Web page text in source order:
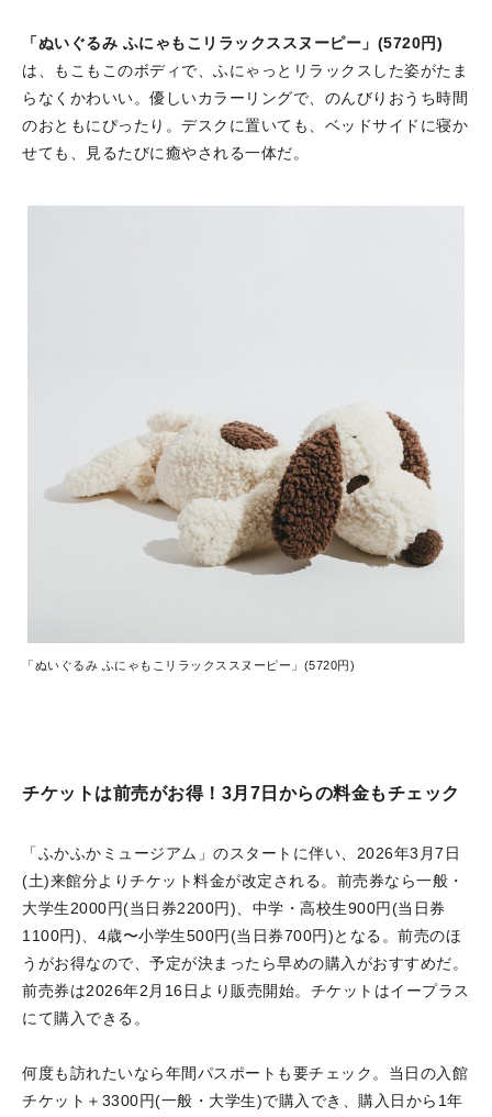
「ぬいぐるみ ふにゃもこリラックススヌーピー」(5720円)
は、もこもこのボディで、ふにゃっとリラックスした姿がたま
らなくかわいい。優しいカラーリングで、のんびりおうち時間
のおともにぴったり。デスクに置いても、ベッドサイドに寝か
せても、見るたびに癒やされる一体だ。
「ぬいぐるみ ふにゃもこリラックススヌーピー」(5720円)
チケットは前売がお得！3月7日からの料金もチェック
「ふかふかミュージアム」のスタートに伴い、2026年3月7日
(土)来館分よりチケット料金が改定される。前売券なら一般・
大学生2000円(当日券2200円)、中学・高校生900円(当日券
1100円)、4歳〜小学生500円(当日券700円)となる。前売のほ
うがお得なので、予定が決まったら早めの購入がおすすめだ。
前売券は2026年2月16日より販売開始。チケットはイープラス
にて購入できる。
何度も訪れたいなら年間パスポートも要チェック。当日の入館
チケット＋3300円(一般・大学生)で購入でき、購入日から1年